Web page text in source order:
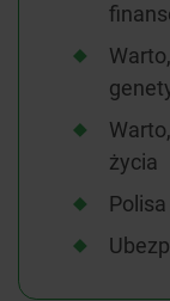
życia